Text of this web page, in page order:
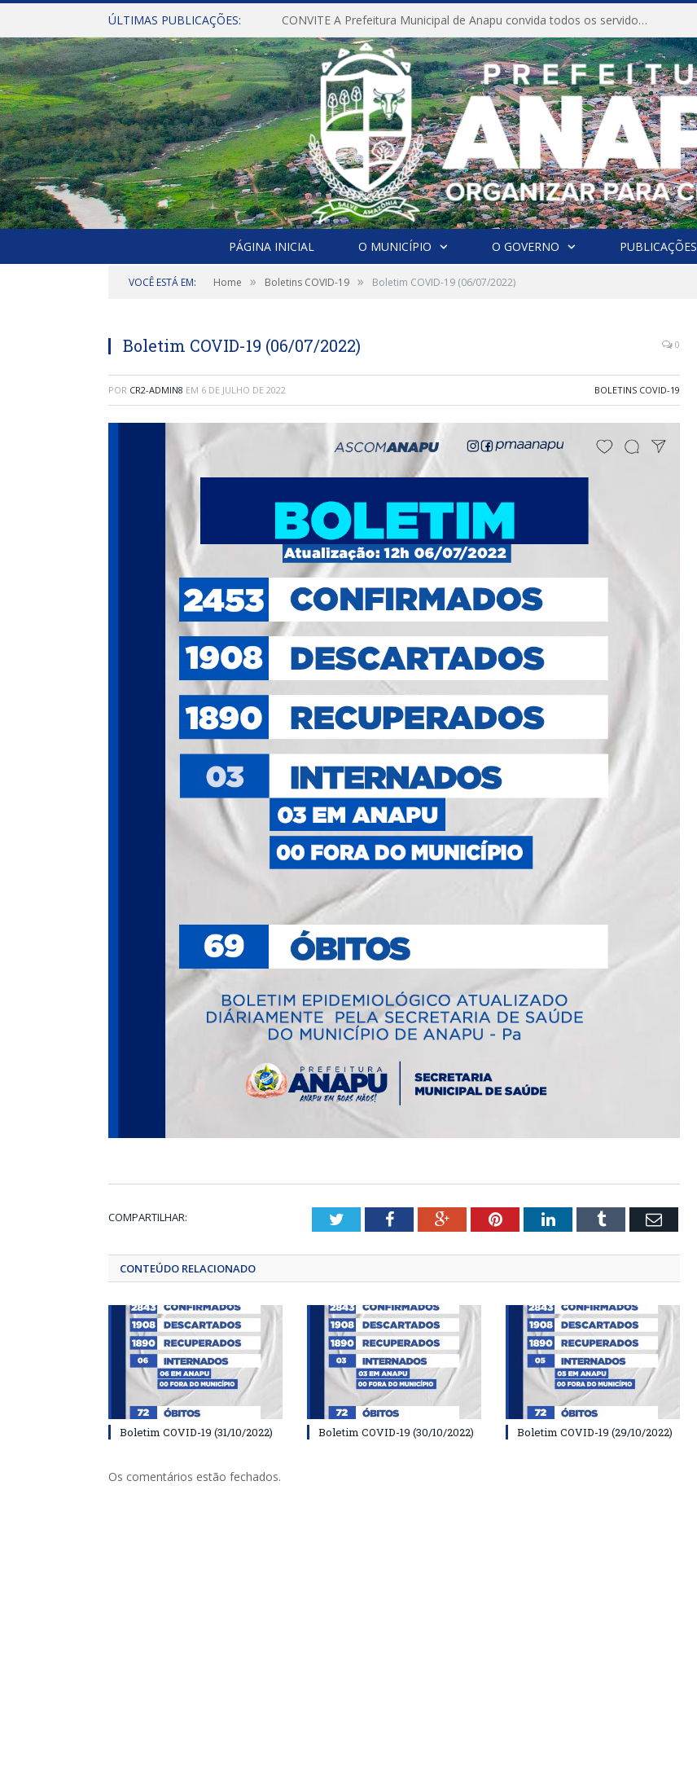
ÚLTIMAS PUBLICAÇÕES: CONVITE A Prefeitura Municipal de Anapu convida todos os servidores públicos municipais para participarem da Audiência Pública de discussão da Lei de Diretrizes Orçamentárias (LDO), importante instrumento de planejamento das ações e investimentos da Administração Pública para o próximo exercício financeiro.
PÁGINA INICIAL O MUNICÍPIO O GOVERNO PUBLICAÇÕES
VOCÊ ESTÁ EM: Home » Boletins COVID-19 » Boletim COVID-19 (06/07/2022)
Boletim COVID-19 (06/07/2022) 0
POR CR2-ADMIN8 EM 6 DE JULHO DE 2022 BOLETINS COVID-19
COMPARTILHAR: TwitterFacebookGoogle+PinterestLinkedInTumblr Email
CONTEÚDO RELACIONADO
Boletim COVID-19 (31/10/2022) Boletim COVID-19 (30/10/2022) Boletim COVID-19 (29/10/2022)
Os comentários estão fechados.